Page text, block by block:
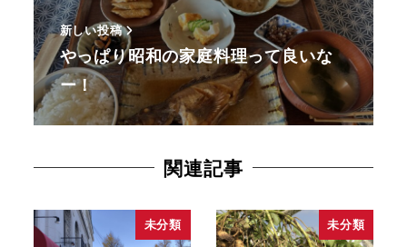
新しい投稿
やっぱり昭和の家庭料理って良いな
ー！
関連記事
未分類 未分類